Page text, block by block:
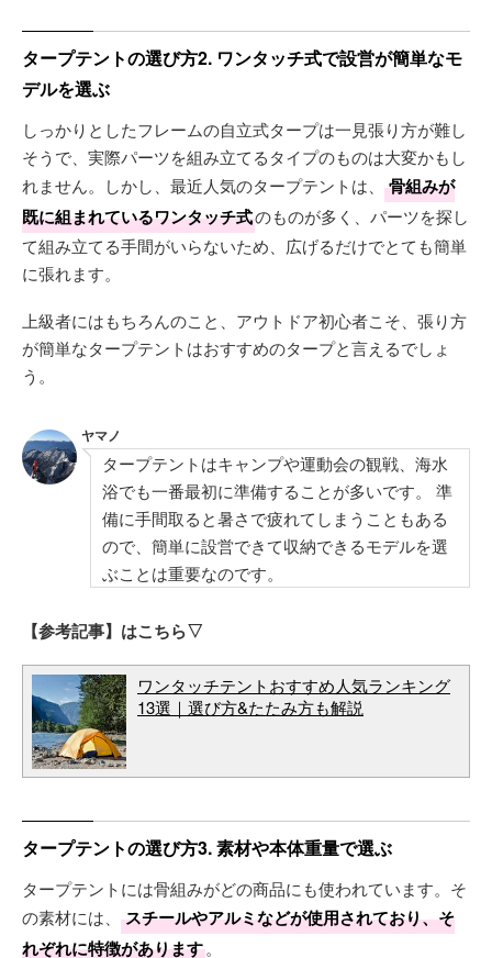
タープテントの選び方2. ワンタッチ式で設営が簡単なモ
デルを選ぶ
しっかりとしたフレームの自立式タープは一見張り方が難し
そうで、実際パーツを組み立てるタイプのものは大変かもし
れません。しかし、最近人気のタープテントは、
骨組みが
既に組まれているワンタッチ式のものが多く、パーツを探し
て組み立てる手間がいらないため、広げるだけでとても簡単
に張れます。
上級者にはもちろんのこと、アウトドア初心者こそ、張り方
が簡単なタープテントはおすすめのタープと言えるでしょ
う。
ヤマノ
タープテントはキャンプや運動会の観戦、海水
浴でも一番最初に準備することが多いです。 準
備に手間取ると暑さで疲れてしまうこともある
ので、簡単に設営できて収納できるモデルを選
ぶことは重要なのです。
【参考記事】はこちら▽
ワンタッチテントおすすめ人気ランキング
13選｜選び方&たたみ方も解説
タープテントの選び方3. 素材や本体重量で選ぶ
タープテントには骨組みがどの商品にも使われています。そ
の素材には、
スチールやアルミなどが使用されており、そ
れぞれに特徴があります。